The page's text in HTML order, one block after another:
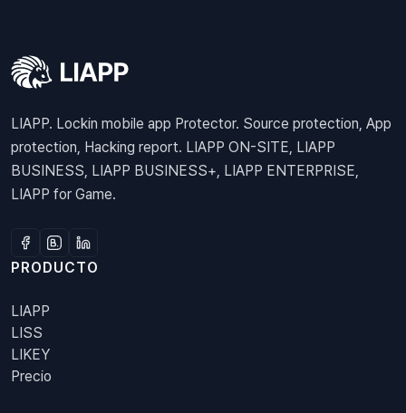
LIAPP. Lockin mobile app Protector. Source protection, App
protection, Hacking report. LIAPP ON-SITE, LIAPP
BUSINESS, LIAPP BUSINESS+, LIAPP ENTERPRISE,
LIAPP for Game.
PRODUCTO
LIAPP
LISS
LIKEY
Precio